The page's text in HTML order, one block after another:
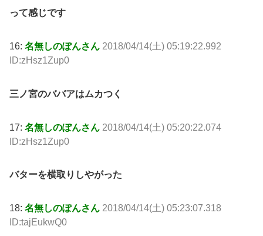
って感じです
16: 名無しのぽんさん 2018/04/14(土) 05:19:22.992
ID:zHsz1Zup0
三ノ宮のババアはムカつく
17: 名無しのぽんさん 2018/04/14(土) 05:20:22.074
ID:zHsz1Zup0
バターを横取りしやがった
18: 名無しのぽんさん 2018/04/14(土) 05:23:07.318
ID:tajEukwQ0